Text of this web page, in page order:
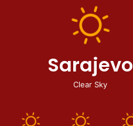
Sarajevo
Clear Sky